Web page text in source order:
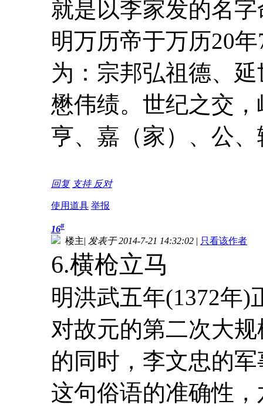
就是以李家发的名
明万历帝于万历20
为：宗邦弘祖德、
懋伟绩。世纪之交
亨、嘉（家）、公
回复 支持 反对
使用道具 举报
16#
楼主| 发表于 2014-7-21 14:32:02 | 只看该作者
6.横枪立马
明洪武五年(1372年)
对故元的第二次大
的同时，李文忠的
这句俗语的准确性